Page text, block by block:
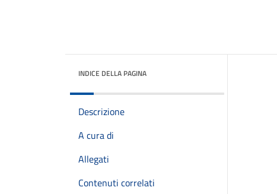
INDICE DELLA PAGINA
Descrizione
A cura di
Allegati
Contenuti correlati